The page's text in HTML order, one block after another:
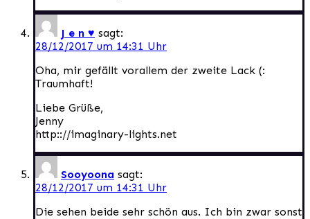
J e n ♥ sagt:
28/12/2017 um 14:31 Uhr
Oha, mir gefällt vorallem der zweite Lack (:
Traumhaft!
Liebe Grüße,
Jenny
http:://imaginary-lights.net
Sooyoona sagt:
28/12/2017 um 14:31 Uhr
Die sehen beide sehr schön aus. Ich bin zwar sonst